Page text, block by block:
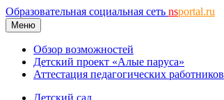
Образовательная социальная сеть nsportal.ru
Меню
Обзор возможностей
Детский проект «Алые паруса»
Аттестация педагогических работников
Детский сад